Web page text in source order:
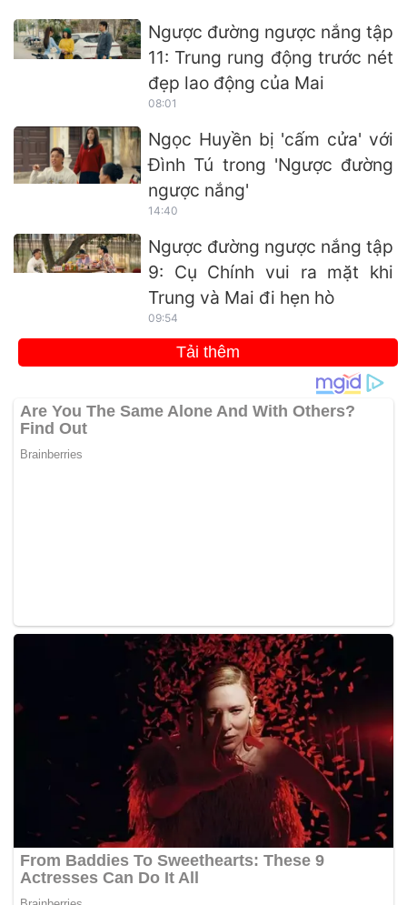
Ngược đường ngược nắng tập
11: Trung rung động trước nét
đẹp lao động của Mai
08:01
Ngọc Huyền bị 'cấm cửa' với
Đình Tú trong 'Ngược đường
ngược nắng'
14:40
Ngược đường ngược nắng tập
9: Cụ Chính vui ra mặt khi
Trung và Mai đi hẹn hò
09:54
Tải thêm